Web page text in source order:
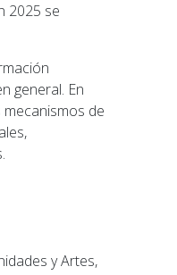
2025 se
general. En
de
y Artes,